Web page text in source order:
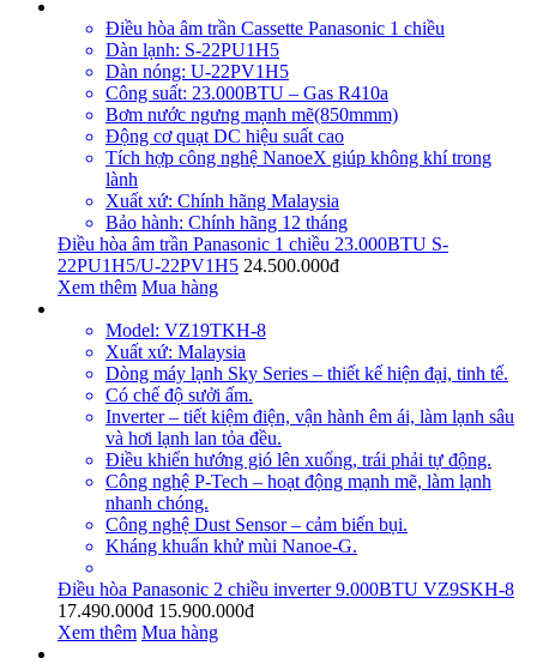
Điều hòa âm trần Cassette Panasonic 1 chiều
Dàn lạnh: S-22PU1H5
Dàn nóng: U-22PV1H5
Công suất: 23.000BTU – Gas R410a
Bơm nước ngưng mạnh mẽ(850mmm)
Động cơ quạt DC hiệu suất cao
Tích hợp công nghệ NanoeX giúp không khí trong
lành
Xuất xứ: Chính hãng Malaysia
Bảo hành: Chính hãng 12 tháng
Điều hòa âm trần Panasonic 1 chiều 23.000BTU S-
22PU1H5/U-22PV1H5 24.500.000đ
Xem thêm Mua hàng
Model: VZ19TKH-8
Xuất xứ: Malaysia
Dòng máy lạnh Sky Series – thiết kế hiện đại, tinh tế.
Có chế độ sưởi ấm.
Inverter – tiết kiệm điện, vận hành êm ái, làm lạnh sâu
và hơi lạnh lan tỏa đều.
Điều khiển hướng gió lên xuống, trái phải tự động.
Công nghệ P-Tech – hoạt động mạnh mẽ, làm lạnh
nhanh chóng.
Công nghệ Dust Sensor – cảm biến bụi.
Kháng khuẩn khử mùi Nanoe-G.
Điều hòa Panasonic 2 chiều inverter 9.000BTU VZ9SKH-8
17.490.000đ 15.900.000đ
Xem thêm Mua hàng